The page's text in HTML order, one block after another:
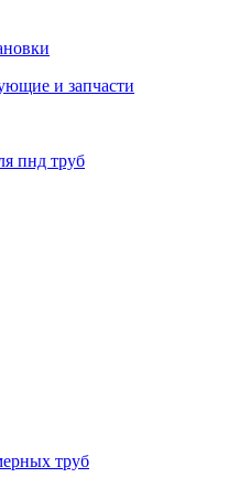
и запчасти
пнд труб
труб